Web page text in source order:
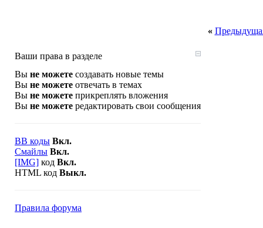
«
Ваши права в разделе
Вы не можете создавать новые темы
Вы не можете отвечать в темах
Вы не можете прикреплять вложения
Вы не можете редактировать свои сообщения
BB коды Вкл.
Смайлы Вкл.
[IMG] код Вкл.
HTML код Выкл.
Правила форума